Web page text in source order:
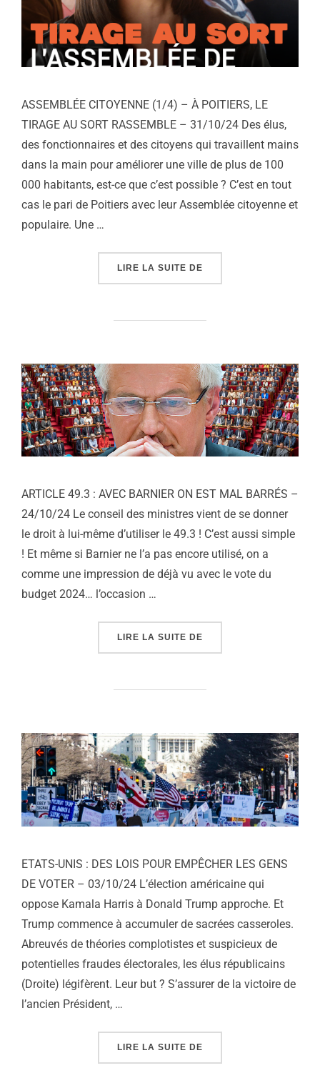
ASSEMBLÉE CITOYENNE (1/4) – À POITIERS, LE
TIRAGE AU SORT RASSEMBLE – 31/10/24 Des élus,
des fonctionnaires et des citoyens qui travaillent mains
dans la main pour améliorer une ville de plus de 100
000 habitants, est-ce que c’est possible ? C’est en tout
cas le pari de Poitiers avec leur Assemblée citoyenne et
populaire. Une …
LIRE LA SUITE DE
ARTICLE 49.3 : AVEC BARNIER ON EST MAL BARRÉS –
24/10/24 Le conseil des ministres vient de se donner
le droit à lui-même d’utiliser le 49.3 ! C’est aussi simple
! Et même si Barnier ne l’a pas encore utilisé, on a
comme une impression de déjà vu avec le vote du
budget 2024… l’occasion …
LIRE LA SUITE DE
ETATS-UNIS : DES LOIS POUR EMPÊCHER LES GENS
DE VOTER – 03/10/24 L’élection américaine qui
oppose Kamala Harris à Donald Trump approche. Et
Trump commence à accumuler de sacrées casseroles.
Abreuvés de théories complotistes et suspicieux de
potentielles fraudes électorales, les élus républicains
(Droite) légifèrent. Leur but ? S’assurer de la victoire de
l’ancien Président, …
LIRE LA SUITE DE